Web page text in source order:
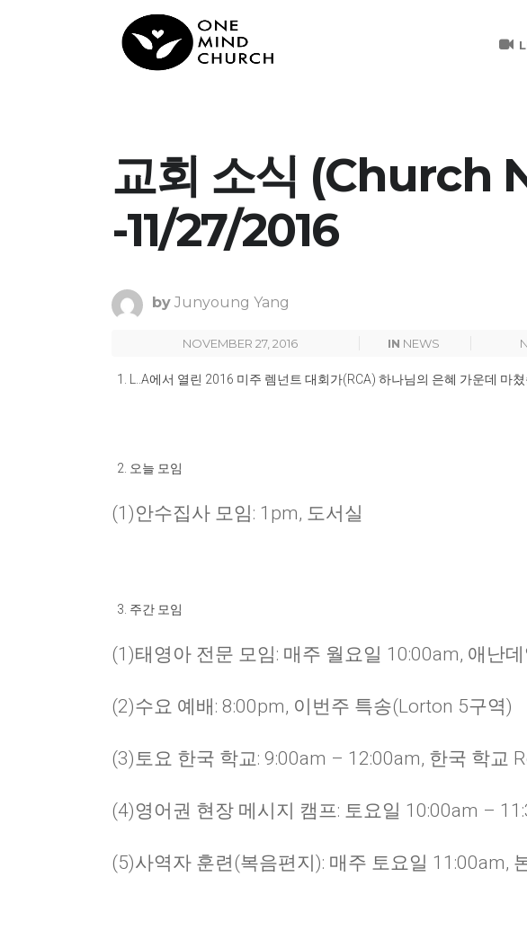
교회 소식 (Church
-11/27/2016
by Junyoung Yang
NOVEMBER 27, 2016 IN NEWS
L..A에서 열린 2016 미주 렘넌트 대회가(RCA) 하나님의 은혜 가운데 마
오늘 모임
(1)안수집사 모임: 1pm, 도서실
주간 모임
(1)태영아 전문 모임: 매주 월요일 10:00am, 애난
(2)수요 예배: 8:00pm, 이번주 특송(Lorton 5구역)
(3)토요 한국 학교: 9:00am – 12:00am, 한국 학교
(4)영어권 현장 메시지 캠프: 토요일 10:00am –
(5)사역자 훈련(복음편지): 매주 토요일 11:00am,